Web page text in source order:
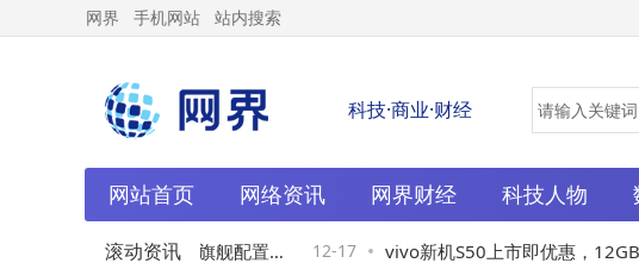
网界 手机网站 站内搜索
科技·商业·财经
网站首页 网络资讯 网界财经 科技人物
滚动资讯
mini惊艳登场：小屏旗舰配置 12-17 vivo新机S50上市即优惠，